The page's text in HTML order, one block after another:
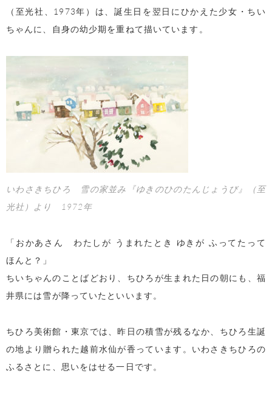
（至光社、1973年）は、誕生日を翌日にひかえた少女・ちい
ちゃんに、自身の幼少期を重ねて描いています。
いわさきちひろ 雪の家並み『ゆきのひのたんじょうび』（至
光社）より 1972年
「おかあさん わたしが うまれたとき ゆきが ふってたって
ほんと？」
ちいちゃんのことばどおり、ちひろが生まれた日の朝にも、福
井県には雪が降っていたといいます。
ちひろ美術館・東京では、昨日の積雪が残るなか、ちひろ生誕
の地より贈られた越前水仙が香っています。いわさきちひろの
ふるさとに、思いをはせる一日です。